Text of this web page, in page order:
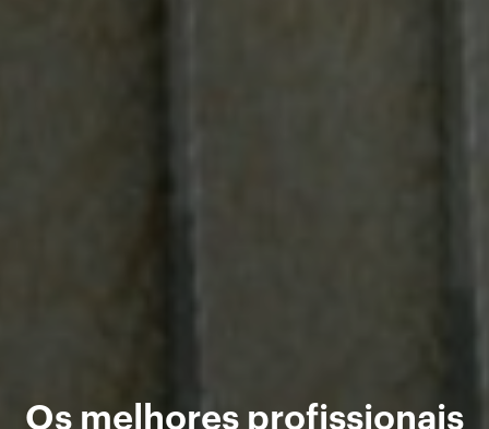
Os melhores profissionais